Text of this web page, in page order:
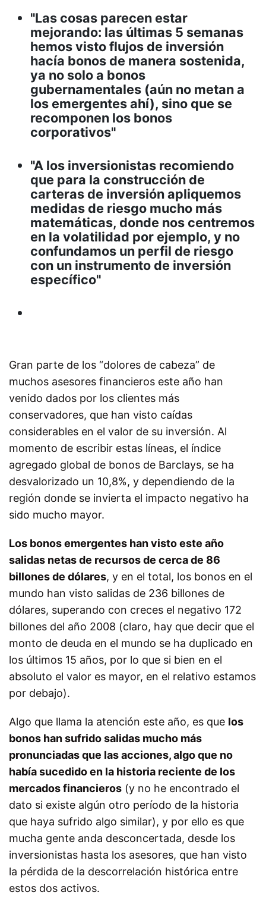
"Las cosas parecen estar
mejorando: las últimas 5 semanas
hemos visto flujos de inversión
hacía bonos de manera sostenida,
ya no solo a bonos
gubernamentales (aún no metan a
los emergentes ahí), sino que se
recomponen los bonos
corporativos"
"A los inversionistas recomiendo
que para la construcción de
carteras de inversión apliquemos
medidas de riesgo mucho más
matemáticas, donde nos centremos
en la volatilidad por ejemplo, y no
confundamos un perfil de riesgo
con un instrumento de inversión
específico"
Gran parte de los “dolores de cabeza” de
muchos asesores financieros este año han
venido dados por los clientes más
conservadores, que han visto caídas
considerables en el valor de su inversión. Al
momento de escribir estas líneas, el índice
agregado global de bonos de Barclays, se ha
desvalorizado un 10,8%, y dependiendo de la
región donde se invierta el impacto negativo ha
sido mucho mayor.
Los bonos emergentes han visto este año
salidas netas de recursos de cerca de 86
billones de dólares, y en el total, los bonos en el
mundo han visto salidas de 236 billones de
dólares, superando con creces el negativo 172
billones del año 2008 (claro, hay que decir que el
monto de deuda en el mundo se ha duplicado en
los últimos 15 años, por lo que si bien en el
absoluto el valor es mayor, en el relativo estamos
por debajo).
Algo que llama la atención este año, es que los
bonos han sufrido salidas mucho más
pronunciadas que las acciones, algo que no
había sucedido en la historia reciente de los
mercados financieros (y no he encontrado el
dato si existe algún otro período de la historia
que haya sufrido algo similar), y por ello es que
mucha gente anda desconcertada, desde los
inversionistas hasta los asesores, que han visto
la pérdida de la descorrelación histórica entre
estos dos activos.